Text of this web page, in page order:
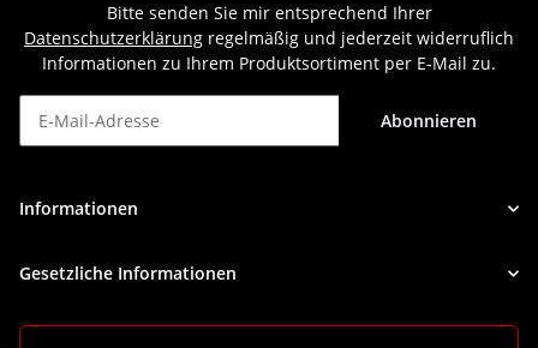
Bitte senden Sie mir entsprechend Ihrer
Datenschutzerklärung regelmäßig und jederzeit widerruflich
Informationen zu Ihrem Produktsortiment per E-Mail zu.
Abonnieren
Informationen
Gesetzliche Informationen